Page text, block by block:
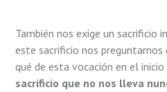
También nos exige un sacrificio
este sacrificio nos
qué de esta vocación en el
sacrificio que no nos lleva